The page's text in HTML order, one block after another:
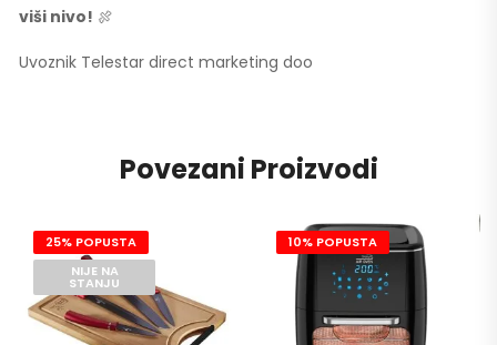
viši nivo! 🍖
Uvoznik Telestar direct marketing doo
Povezani Proizvodi
25% POPUSTA
NIJE NA
STANJU
10% POPUSTA